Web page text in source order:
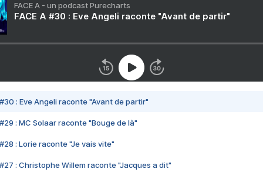
FACE A - un podcast Purecharts
FACE A #30 : Eve Angeli raconte "Avant de partir"
#30 : Eve Angeli raconte "Avant de partir"
#29 : MC Solaar raconte "Bouge de là"
#28 : Lorie raconte "Je vais vite"
#27 : Christophe Willem raconte "Jacques a dit"